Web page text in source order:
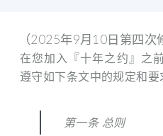
（2025年9月10日第四次
在您加入『十年之约』之
遵守如下条文中的规定和要
第一条 总则